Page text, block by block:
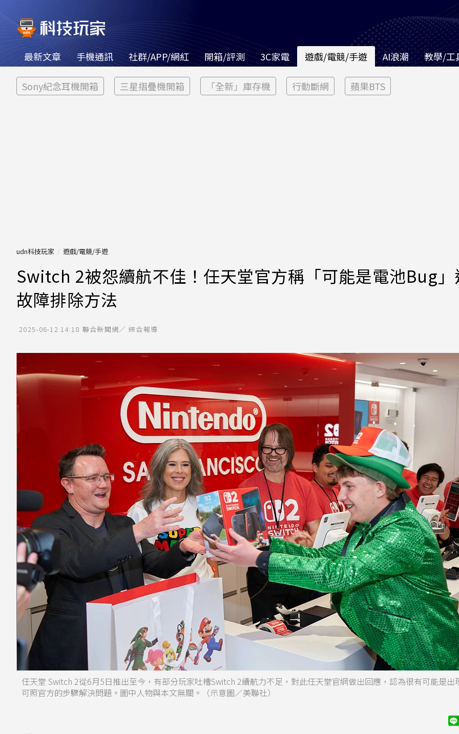
最新文章 手機通訊 社群/APP/網紅 開箱/評測 3C家電 遊戲/電競/手遊 AI浪潮 教學/工
Sony紀念耳機開箱 三星摺疊機開箱 「全新」庫存機 行動斷網 蘋果BTS
udn科技玩家 遊戲/電競/手遊
Switch 2被怨續航不佳！任天堂官方稱「可能是電池Bug
故障排除方法
2025-06-12 14:18 聯合新聞網／ 綜合報導
任天堂 Switch 2從6月5日推出至今，有部分玩家吐槽Switch 2續航力不足，對此任天堂官網做出回應，認為很有可能是出
可照官方的步驟解決問題。圖中人物與本文無關。（示意圖／美聯社）